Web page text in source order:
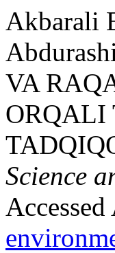
Akbarali
VA
ORQALI
Science